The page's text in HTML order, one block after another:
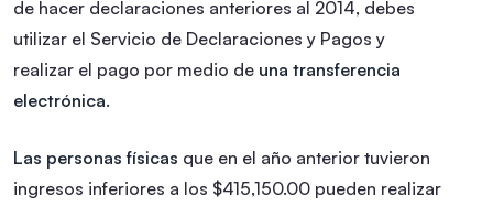
de hacer declaraciones anteriores al 2014, debes
utilizar el Servicio de Declaraciones y Pagos y
realizar el pago por medio de una transferencia
electrónica.
Las personas físicas que en el año anterior tuvieron
ingresos inferiores a los $415,150.00 pueden realizar